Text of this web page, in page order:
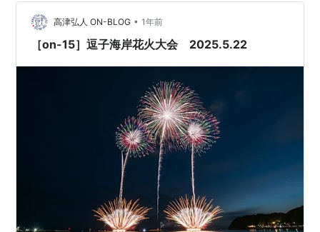
高津弘人 ON-BLOG • 1年前
［on-15］逗子海岸花火大会 2025.5.22